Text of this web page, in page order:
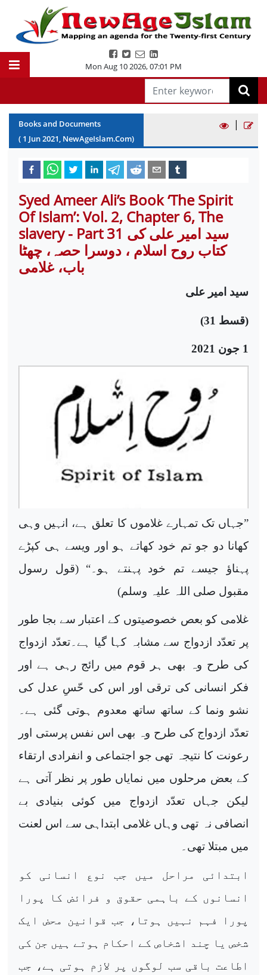
Mon Aug 10 2026,07:01 PM
Books and Documents
( 1 Jun2021, NewAgeIslam.Com)
|
Syed Ameer Ali’s Book ‘The Spirit
Of Islam’: Vol. 2, Chapter 6, The
slavery - Part 31 سید امیر علی کی
کتاب روح اسلام ، دوسرا حصہ، چھٹا
باب، غلامی
سید امیر علی
(قسط 31
)
1 جون 2021
”جہاں تک تمہارے غلاموں کا تعلق ہے، انہیں وہی
کھانا دو جو تم خود کھاتے ہو اور ویسے ہی کپڑے
پہناؤ جیسے تم خود پہنتے ہو۔“ (قول رسول
مقبول صلی اللہ علیہ وسلم)
غلامی کو بعص خصوصیتوں کے اعتبار سے بجا طور
پر تعدّد ازدواج سے مشابہ کہا گیا ہے۔تعدّد ازدواج
کی طرح وہ بھی ہر قوم میں رائج رہی ہے اور
فکر انسانی کی ترقی اور اس کی حّسِ عدل کی
نشو ونما کے ساتھ ساتھ معدوم ہوتی گئی ہے۔
تعدّد ازدواج کی طرح وہ بھی اس نفس پرستی اور
رعونت کا نتیجہ تھی جو اجتماعی و انفرادی ارتقاء
کے بعض مرحلوں میں نمایاں طور پر نظر آتی ہے
لیکن جہاں تعدّد ازدواج میں کوئی بنیادی بے
انصافی نہ تھی وہاں غلامی ابتداہی سے اس لعنت
میں مبتلا تھی۔
ابتدائی مراحل میں جب نوع انسانی کو
انسانوں کے باہمی حقوق و فرائض کا پورا
پورا فہم نہیں ہوتا، جب قوانین محض ایک
شخص یا چند اشخاص کے احکام ہوتے ہیں جن کی
اطاعت باقی سب لوگوں پر لازم ہوتی ہے، جب